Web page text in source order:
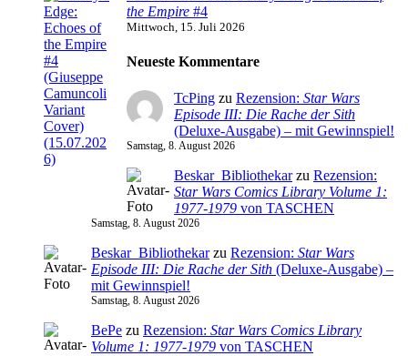
the Empire #4
Mittwoch, 15. Juli 2026
Neueste Kommentare
TcPing zu Rezension: Star Wars
Episode III: Die Rache der Sith
(Deluxe-Ausgabe) – mit Gewinnspiel!
Samstag, 8. August 2026
Beskar_Bibliothekarzu Rezension:
Star Wars Comics Library Volume 1:
1977-1979 von TASCHEN
Samstag, 8. August 2026
Beskar_Bibliothekarzu Rezension: Star Wars
Episode III: Die Rache der Sith (Deluxe-Ausgabe) –
mit Gewinnspiel!
Samstag, 8. August 2026
BePe zu Rezension: Star Wars Comics Library
Volume 1: 1977-1979 von TASCHEN